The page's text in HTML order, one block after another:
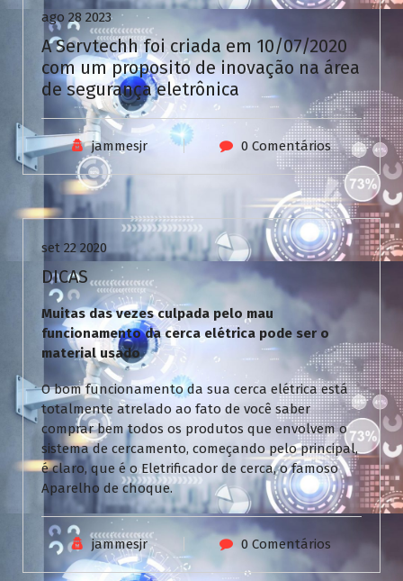
n
o
ago 28 2023
A Servtechh foi criada em 10/07/2020
com um proposito de inovação na área
de segurança eletrônica
jammesjr 0 Comentários
Uncategorized
set 22 2020
DICAS
Muitas das vezes culpada pelo mau
funcionamento da cerca elétrica pode ser o
material usado
O bom funcionamento da sua cerca elétrica está
totalmente atrelado ao fato de você saber
comprar bem todos os produtos que envolvem o
sistema de cercamento, começando pelo principal,
é claro, que é o Eletrificador de cerca, o famoso
Aparelho de choque.
jammesjr 0 Comentários